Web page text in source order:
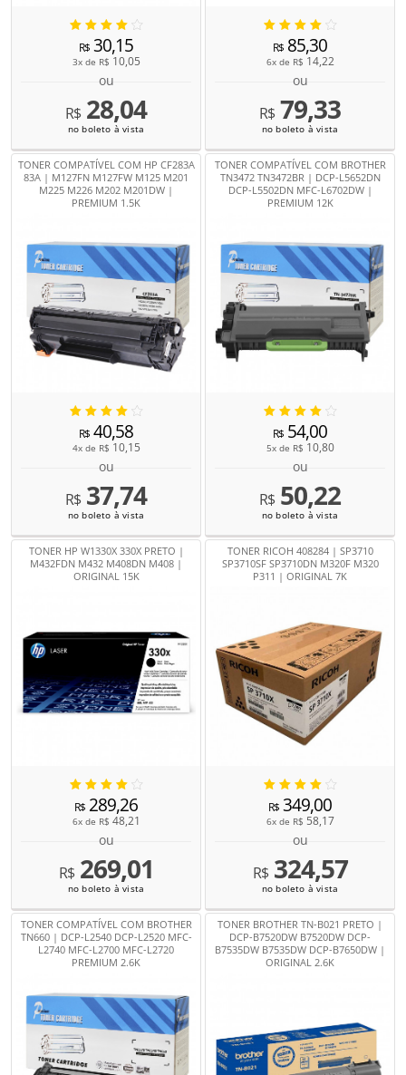
R$30,15
3x de R$ 10,05
ou
R$ 28,04
no boleto à vista
R$85,30
6x de R$ 14,22
ou
R$ 79,33
no boleto à vista
TONER COMPATÍVEL COM HP CF283A
83A | M127FN M127FW M125 M201
M225 M226 M202 M201DW |
PREMIUM 1.5K
R$40,58
4x de R$ 10,15
ou
R$ 37,74
no boleto à vista
TONER COMPATÍVEL COM BROTHER
TN3472 TN3472BR | DCP-L5652DN
DCP-L5502DN MFC-L6702DW |
PREMIUM 12K
R$54,00
5x de R$ 10,80
ou
R$ 50,22
no boleto à vista
TONER HP W1330X 330X PRETO |
M432FDN M432 M408DN M408 |
ORIGINAL 15K
R$289,26
6x de R$ 48,21
ou
R$269,01
no boleto à vista
TONER RICOH 408284 | SP3710
SP3710SF SP3710DN M320F M320
P311 | ORIGINAL 7K
R$349,00
6x de R$ 58,17
ou
R$324,57
no boleto à vista
TONER COMPATÍVEL COM BROTHER
TN660 | DCP-L2540 DCP-L2520 MFC-
L2740 MFC-L2700 MFC-L2720
PREMIUM 2.6K
TONER BROTHER TN-B021 PRETO |
DCP-B7520DW B7520DW DCP-
B7535DW B7535DW DCP-B7650DW |
ORIGINAL 2.6K